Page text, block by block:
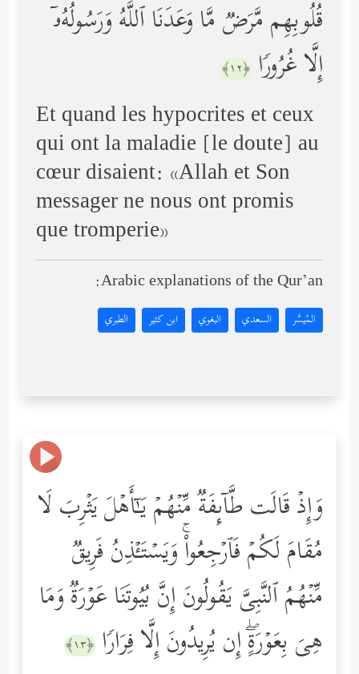
قُلُوبِهِم مَّرَضࣱ مَّا وَعَدَنَا ٱللَّهُ وَرَسُولُهُۥۤ
إِلَّا غُرُورࣰا ﴿١٢﴾
Et quand les hypocrites et ceux
qui ont la maladie [le doute] au
cœur disaient: «Allah et Son
messager ne nous ont promis
que tromperie»
Arabic explanations of the Qur’an:
المُيسَّر السعدي البغوي ابن كثير الطبري
وَإِذۡ قَالَت طَّاۤىِٕفَةࣱ مِّنۡهُمۡ یَـٰۤأَهۡلَ یَثۡرِبَ لَا
مُقَامَ لَكُمۡ فَٱرۡجِعُواْۚ وَیَسۡتَـٔۡذِنُ فَرِیقࣱ
مِّنۡهُمُ ٱلنَّبِیَّ یَقُولُونَ إِنَّ بُیُوتَنَا عَوۡرَةࣱ وَمَا
هِیَ بِعَوۡرَةٍۖ إِن یُرِیدُونَ إِلَّا فِرَارࣰا ﴿١٣﴾